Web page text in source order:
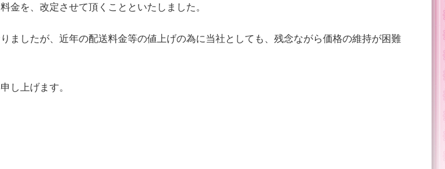
金を、改定させて頂くことといたしました。
ましたが、近年の配送料金等の値上げの為に当社としても、残念ながら価格の維持が困難
し上げます。